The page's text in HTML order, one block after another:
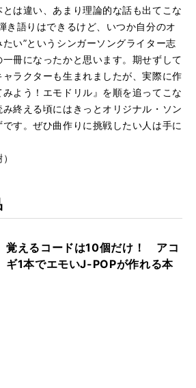
は違い、あまり理論的な話も出てこな
き語りはできるけど、いつか自分のオ
い”というシンガーソングライター志
冊になったかと思います。期せずして
ラクターも生まれましたが、実際に作
よう！エモドリル』を順を追ってこな
終える頃にはきっとオリジナル・ソン
す。ぜひ曲作りに挑戦したい人は手に
覚えるコードは10個だけ！ アコ
ギ1本でエモいJ-POPが作れる本